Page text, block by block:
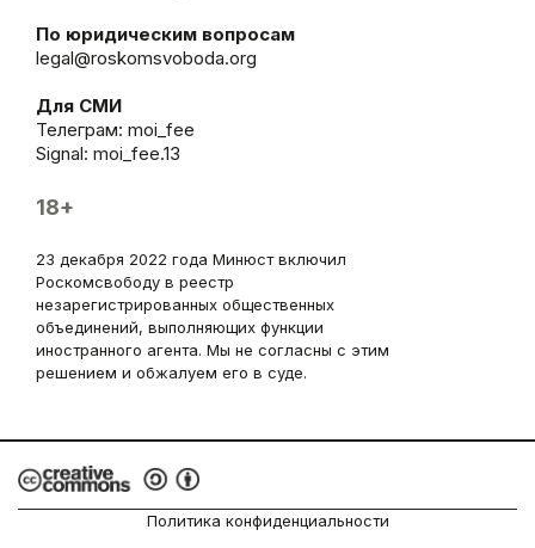
По юридическим вопросам
legal@roskomsvoboda.org
Для СМИ
Телеграм: moi_fee
Signal: moi_fee.13
18+
23 декабря 2022 года Минюст включил
Роскомсвободу в реестр
незарегистрированных общественных
объединений, выполняющих функции
иностранного агента. Мы не согласны с этим
решением и обжалуем его в суде.
Политика конфиденциальности